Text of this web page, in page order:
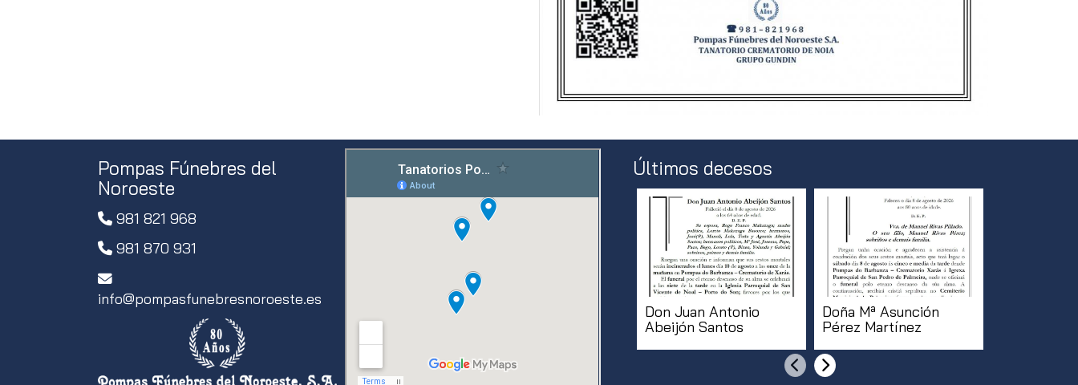
Pompas Fúnebres del
Noroeste
981 821 968
981 870 931
info pompasfunebresnoroeste.es
Últimos decesos
Don Juan Antonio
Abeijón Santos
Doña Mª Asunción
Pérez Martínez
AnteriorSiguiente